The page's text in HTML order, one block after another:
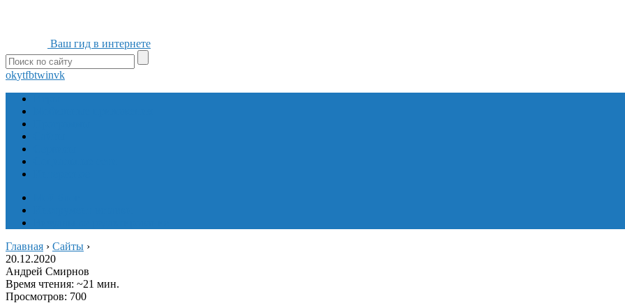
Ваш гид в интернете
okytfbtwinvk
Главная › Сайты ›
20.12.2020
Андрей Смирнов
Время чтения: ~21 мин.
Просмотров: 700